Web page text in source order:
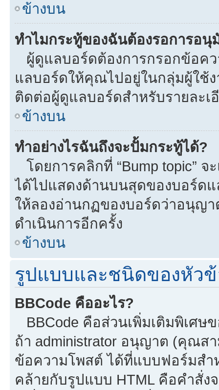
ข้างบน
ทำไมกระทู้ของฉันต้องรอการอนุ
ผู้ดูแลบอร์ดต้องการกรอกข้อค
แลบอร์ดให้คุณไปอยู่ในกลุ่มผู้ใช้
ติดต่อผู้ดูแลบอร์ดสำหรับรายละเ
ข้างบน
ทำอย่างไรฉันถึงจะปั้มกระทู้ได้?
โดยการคลิกที่ “Bump topic”
ได้ไปแสดงด้านบนสุดของบอร์ด
ให้ลองอ่านกฏของบอร์ดว่าอนุญ
ดำเนินการอีกครั้ง
ข้างบน
รูปแบบและชนิดของหัว
BBCode คืออะไร?
BBCode คือส่วนเพิ่มเติมพิเศษ
ถ้า administrator อนุญาต (คุณส
ข้อความโพสต์ ได้ที่แบบฟอร์มสำ
คล้ายกับรูปแบบ HTML คือคำสั่ง